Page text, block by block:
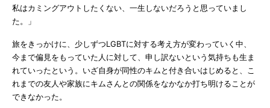
私はカミングアウトしたくない、一生しないだろうと思っていまし
た。」
旅をきっかけに、少しずつLGBTに対する考え方が変わっていく中、
今まで偏見をもっていた人に対して、申し訳ないという気持ちも生ま
れていったという。いざ自身が同性のキムと付き合いはじめると、こ
れまでの友人や家族にキムさんとの関係をなかなか打ち明けることが
できなかった。